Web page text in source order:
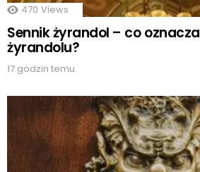
470 Views
Sennik żyrandol – co
żyrandolu?
17 godzin temu